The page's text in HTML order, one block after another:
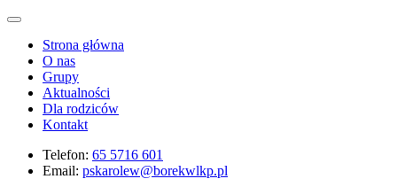
Strona główna
O nas
Grupy
Aktualności
Dla rodziców
Kontakt
Telefon: 65 5716 601
Email: pskarolew@borekwlkp.pl